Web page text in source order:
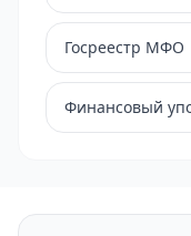
Госреестр МФО
Финансовый